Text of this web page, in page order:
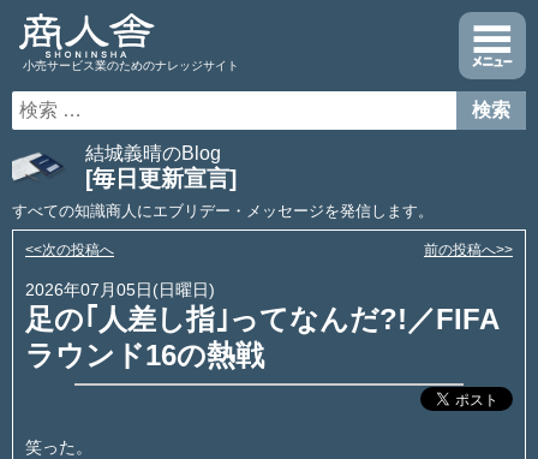
小売サービス業のためのナレッジサイト
結城義晴のBlog
[毎日更新宣言]
すべての知識商人にエブリデー・メッセージを発信します。
<<次の投稿へ 前の投稿へ>>
2026年07月05日(日曜日)
足の｢人差し指｣ってなんだ?!／FIFA
ラウンド16の熱戦
笑った。